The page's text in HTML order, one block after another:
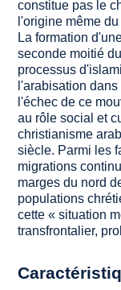
constitue pas le
l'origine même
La formation
seconde moitié
processus
l'arabisation
l'échec de ce
au rôle social et
christianisme
siècle. Parmi les
migrations
marges du nord
populations
cette « situation
transfrontalier,